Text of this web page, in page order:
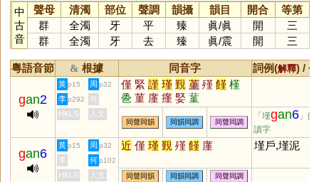
中
古
音
聲母 清濁 部位 聲調 韻攝 韻目 開合
等第
群
全濁 牙 平 臻 眞/眞 開
三
群
全濁 牙 去 臻 眞/震 開 三
粵語音節 & 根據 同音字 詞例(解釋) /
gan2
黃 p15 周 p32 僅 緊 謹 瑾 覲 堇 殣 饉 槿
巹 菫 廑 瘽 婜 蓳
李 p292
何
HKLS
人文
同聲同韻 同韻同調 同聲同調
「墐gan6 」的
讀字
gan6
黃 p15 周 p32 近 僅 瑾 覲 殣 饉 廑 墐戶,墐泥
李 何 p102
HKLS 人文 同聲同韻 同韻同調 同聲同調